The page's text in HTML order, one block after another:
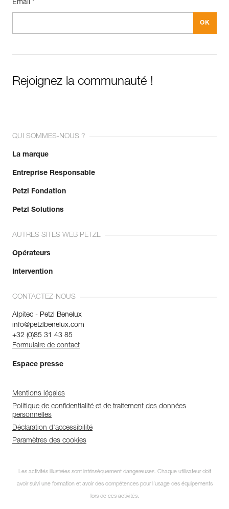
Email *
Rejoignez la communauté !
QUI SOMMES-NOUS ?
La marque
Entreprise Responsable
Petzl Fondation
Petzl Solutions
AUTRES SITES WEB PETZL
Opérateurs
Intervention
CONTACTEZ-NOUS
Alpitec - Petzl Benelux
info@petzlbenelux.com
+32 (0)85 31 43 85
Formulaire de contact
Espace presse
Mentions légales
Politique de confidentialité et de traitement des données
personnelles
Déclaration d'accessibilité
Paramètres des cookies
Les activités illustrées sont intrinsèquement dangereuses. Chaque utilisateur doit
avoir suivi une formation et avoir des compétences pour l’usage des équipements
lors de ces activités.